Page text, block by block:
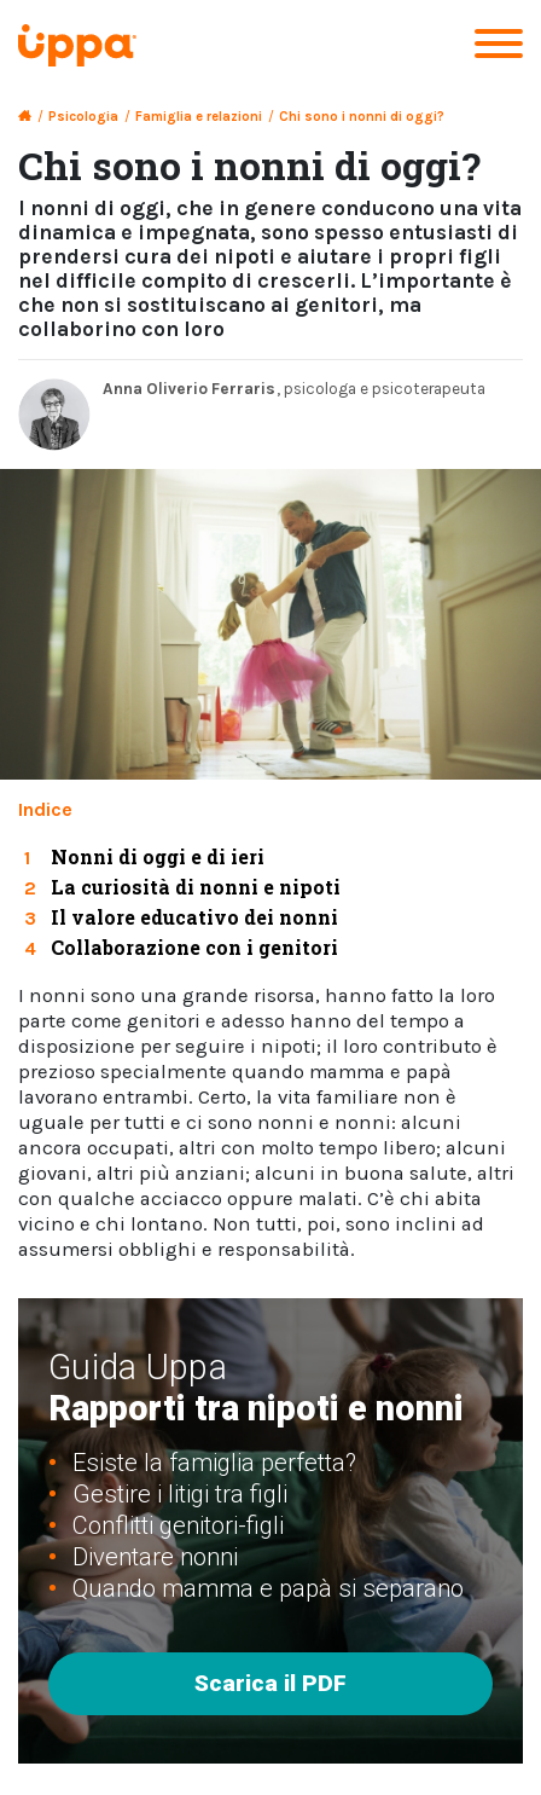
/ Psicologia / Famiglia e relazioni / Chi sono i nonni di oggi?
Chi sono i nonni di oggi?
I nonni di oggi, che in genere conducono una vita
dinamica e impegnata, sono spesso entusiasti di
prendersi cura dei nipoti e aiutare i propri figli
nel difficile compito di crescerli. L’importante è
che non si sostituiscano ai genitori, ma
collaborino con loro
Anna Oliverio Ferraris , psicologa e psicoterapeuta
Indice
1 Nonni di oggi e di ieri
2 La curiosità di nonni e nipoti
3 Il valore educativo dei nonni
4 Collaborazione con i genitori
I nonni sono una grande risorsa, hanno fatto la loro
parte come genitori e adesso hanno del tempo a
disposizione per seguire i nipoti; il loro contributo è
prezioso specialmente quando mamma e papà
lavorano entrambi. Certo, la vita familiare non è
uguale per tutti e ci sono nonni e nonni: alcuni
ancora occupati, altri con molto tempo libero; alcuni
giovani, altri più anziani; alcuni in buona salute, altri
con qualche acciacco oppure malati. C’è chi abita
vicino e chi lontano. Non tutti, poi, sono inclini ad
assumersi obblighi e responsabilità.
Guida Uppa
Rapporti tra nipoti e nonni
Esiste la famiglia perfetta?
Gestire i litigi tra figli
Conflitti genitori-figli
Diventare nonni
Quando mamma e papà si separano
Scarica il PDF